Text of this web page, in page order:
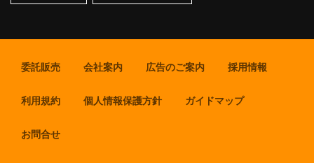
委託販売 会社案内 広告のご案内 採用情報
利用規約 個人情報保護方針 ガイドマップ
お問合せ